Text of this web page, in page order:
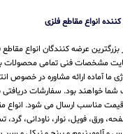
کننده انواع مقاطع فلزی
بزرگترین عرضه کنندگان انواع مقاطع
مشخصات فنی تمامی محصولات با
ما آماده ارائه مشاوره در خصوص
شما خواهند بود. سفارشات
قیمت مناسب ارسال می شود. انواع
ورق، فویل، نوار، ناودانی،